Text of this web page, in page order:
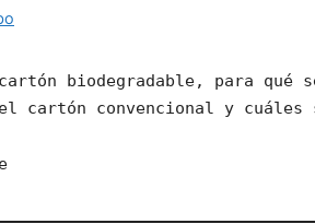
biodegradable, para qué
cartón convencional y cuáles